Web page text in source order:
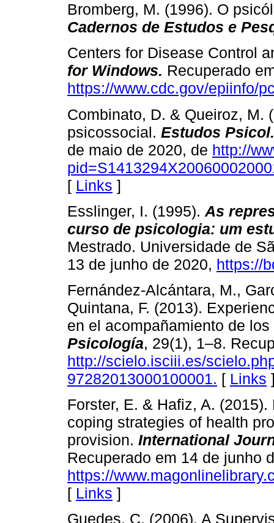
Bromberg, M. (1996). O
Cadernos de Estudos e
Centers for Disease Control
for Windows. Recuperado
https://www.cdc.gov/epiinfo/
Combinato, D. & Queiroz, M.
psicossocial. Estudos
de maio de 2020, de http://
[ Links ]
Esslinger, I. (1995). As
curso de psicologia: um
Mestrado. Universidade de
13 de junho de 2020, https://
Fernández-Alcántara, M.,
Quintana, F. (2013).
en el acompañamiento de
Psicología, 29(1), 1–8.
http://scielo.isciii.es/
97282013000100001. [ Links
Forster, E. & Hafiz, A.
coping strategies of health
provision. International
Recuperado em 14 de junho
https://
[ Links ]
Guedes, C. (2006). A